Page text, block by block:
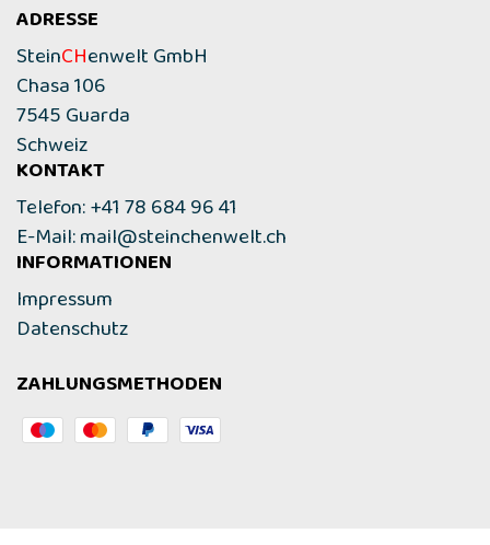
ADRESSE
SteinCHenwelt GmbH
Chasa 106
7545 Guarda
Schweiz
KONTAKT
Telefon: +41 78 684 96 41
E-Mail:mail@steinchenwelt.ch
INFORMATIONEN
Impressum
Datenschutz
ZAHLUNGSMETHODEN